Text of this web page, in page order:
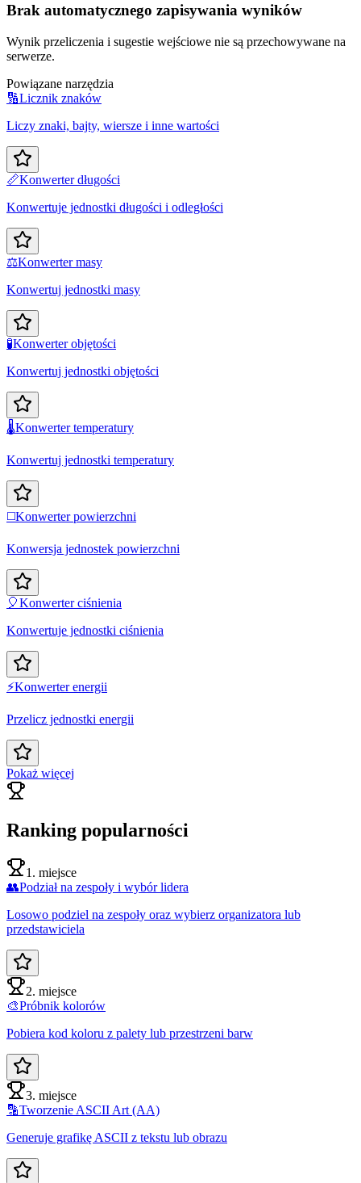
Brak automatycznego zapisywania wyników
Wynik przeliczenia i sugestie wejściowe nie są przechowywane na
serwerze.
Powiązane narzędzia
🔢Licznik znaków
Liczy znaki, bajty, wiersze i inne wartości
📏Konwerter długości
Konwertuje jednostki długości i odległości
⚖️Konwerter masy
Konwertuj jednostki masy
🧪Konwerter objętości
Konwertuj jednostki objętości
🌡️Konwerter temperatury
Konwertuj jednostki temperatury
◻️Konwerter powierzchni
Konwersja jednostek powierzchni
🎈Konwerter ciśnienia
Konwertuje jednostki ciśnienia
⚡Konwerter energii
Przelicz jednostki energii
Pokaż więcej
Ranking popularności
1. miejsce
👥Podział na zespoły i wybór lidera
Losowo podziel na zespoły oraz wybierz organizatora lub
przedstawiciela
2. miejsce
🎨Próbnik kolorów
Pobiera kod koloru z palety lub przestrzeni barw
3. miejsce
🔡Tworzenie ASCII Art (AA)
Generuje grafikę ASCII z tekstu lub obrazu